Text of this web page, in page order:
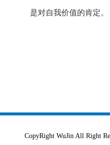
是对自我价值的肯定。
CopyRight WuJin All